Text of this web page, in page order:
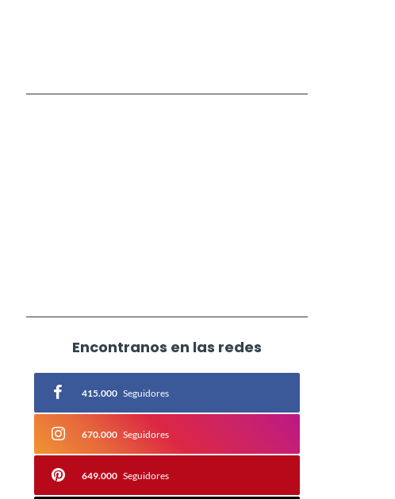
Encontranos en las redes
415.000 Seguidores
670.000 Seguidores
649.000 Seguidores